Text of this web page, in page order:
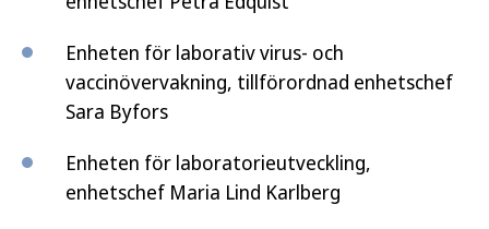
Enheten för laborativ virus- och
vaccinövervakning, tillförordnad enhetschef
Sara Byfors
Enheten för laboratorieutveckling,
enhetschef Maria Lind Karlberg